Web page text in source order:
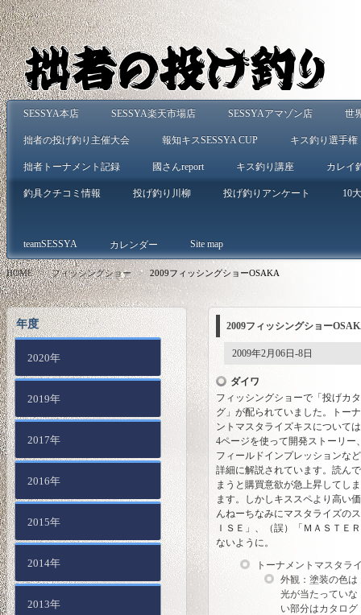
SESSYA本店 SESSYA楽天市場店 SESSYAアマゾン店 世
拙者の投げ釣り主催大会 報知キスSESSYA CUP キス釣り選手権
拙者トーナメント記録 國さんreport キス釣り講座 カレイ
釣具クチコミ情報 投げ釣り川柳 投げ釣りアンケート 10
teamSESSYA カレンダー Site map
HOME > フィッシングショー > 2009フィッシングショーOSAKA
2009フィッシングショー
2009年2月06日-8日
ダイワ
フィッシングショーで「投げカ
グ」が配られていました。トー
ントマスタライズキスについて
4ページを使って開発ストーリー
フィールドインプレッションな
詳細に解説されています。読ん
まうと購買意欲が急上昇してし
ます。しかしキススペより高い
んねーちなみにマスタライズの
ＩＳＥ」、（誤）「ＭＡＳＴＥ
ないように。
トーナメントマスタラ
外観：塗装の色は
光が当たっていな
い部分はカタログ
年度
2020年
2019年
2017年
2016年
2015年
2014年
2013年